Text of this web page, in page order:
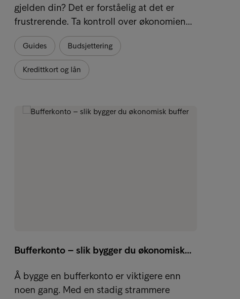
gjelden din? Det er forståelig at det er
frustrerende. Ta kontroll over økonomien…
Guides Budsjettering
Kredittkort og lån
Bufferkonto – slik bygger du økonomisk…
Å bygge en bufferkonto er viktigere enn
noen gang. Med en stadig strammere